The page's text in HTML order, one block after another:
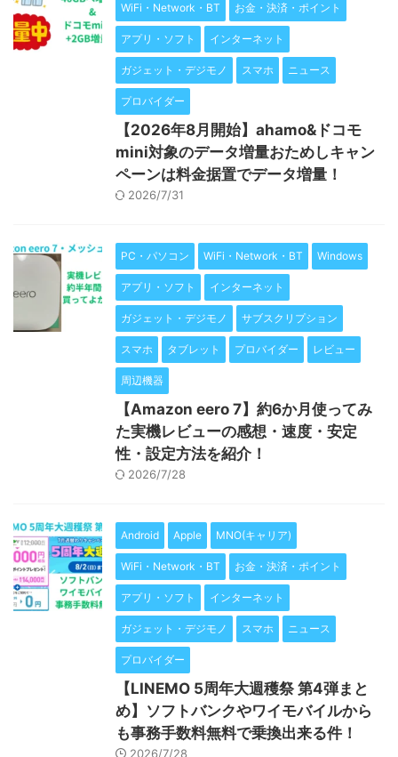
WiFi・Network・BT お金・決済・ポイント
アプリ・ソフト インターネット
ガジェット・デジモノ スマホ ニュース
プロバイダー
【2026年8月開始】ahamo&ドコモ
mini対象のデータ増量おためしキャン
ペーンは料金据置でデータ増量！
2026/7/31
PC・パソコン WiFi・Network・BT Windows
アプリ・ソフト インターネット
ガジェット・デジモノ サブスクリプション
スマホ タブレット プロバイダー レビュー
周辺機器
【Amazon eero 7】約6か月使ってみ
た実機レビューの感想・速度・安定
性・設定方法を紹介！
2026/7/28
Android Apple MNO(キャリア)
WiFi・Network・BT お金・決済・ポイント
アプリ・ソフト インターネット
ガジェット・デジモノ スマホ ニュース
プロバイダー
【LINEMO 5周年大週穫祭 第4弾まと
め】ソフトバンクやワイモバイルから
も事務手数料無料で乗換出来る件！
2026/7/28